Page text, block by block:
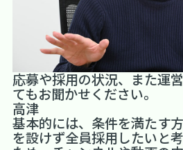
――応募や採用の状況、また運
てもお聞かせください。
高津
基本的には、条件を満たす
を設けず全員採用したいと